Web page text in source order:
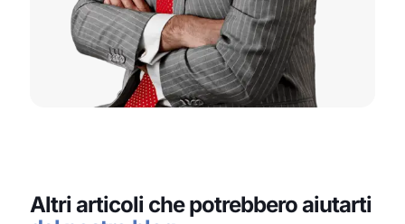
Altri articoli che potrebbero aiutarti